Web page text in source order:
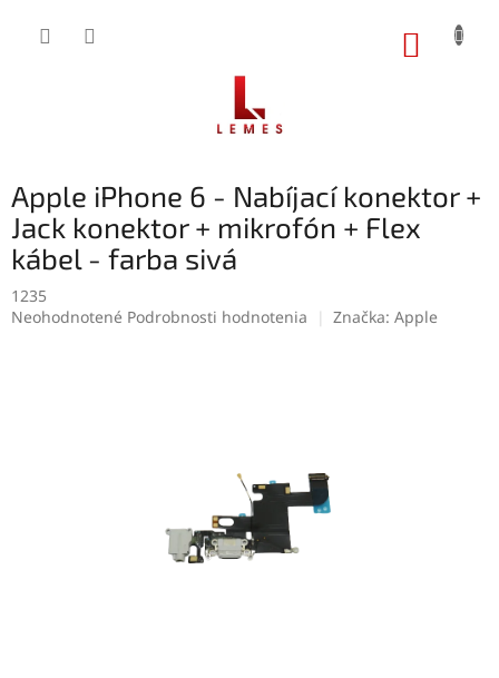
Apple iPhone 6 - Nabíjací konektor +
Jack konektor + mikrofón + Flex
kábel - farba sivá
1235
Priemerné
Neohodnotené Podrobnosti hodnotenia Značka: Apple